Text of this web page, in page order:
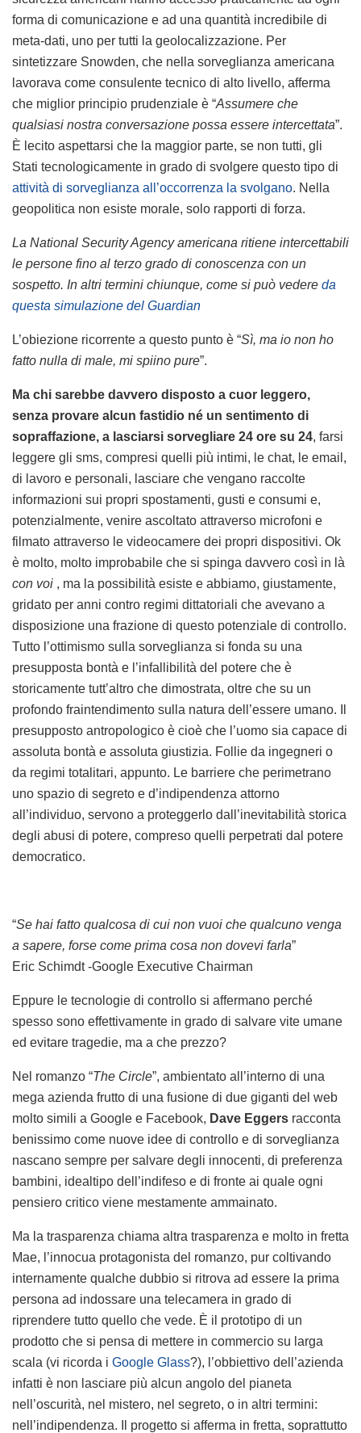
forma di comunicazione e ad una quantità incredibile di
meta-dati, uno per tutti la geolocalizzazione. Per
sintetizzare Snowden, che nella sorveglianza americana
lavorava come consulente tecnico di alto livello, afferma
che miglior principio prudenziale è “Assumere che
qualsiasi nostra conversazione possa essere intercettata”.
È lecito aspettarsi che la maggior parte, se non tutti, gli
Stati tecnologicamente in grado di svolgere questo tipo di
attività di sorveglianza all’occorrenza la svolgano. Nella
geopolitica non esiste morale, solo rapporti di forza.
La National Security Agency americana ritiene intercettabili
le persone fino al terzo grado di conoscenza con un
sospetto. In altri termini chiunque, come si può vedere da
questa simulazione del Guardian
L’obiezione ricorrente a questo punto è “Sì, ma io non ho
fatto nulla di male, mi spiino pure”.
Ma chi sarebbe davvero disposto a cuor leggero,
senza provare alcun fastidio né un sentimento di
sopraffazione, a lasciarsi sorvegliare 24 ore su 24, farsi
leggere gli sms, compresi quelli più intimi, le chat, le email,
di lavoro e personali, lasciare che vengano raccolte
informazioni sui propri spostamenti, gusti e consumi e,
potenzialmente, venire ascoltato attraverso microfoni e
filmato attraverso le videocamere dei propri dispositivi. Ok
è molto, molto improbabile che si spinga davvero così in là
con voi , ma la possibilità esiste e abbiamo, giustamente,
gridato per anni contro regimi dittatoriali che avevano a
disposizione una frazione di questo potenziale di controllo.
Tutto l’ottimismo sulla sorveglianza si fonda su una
presupposta bontà e l’infallibilità del potere che è
storicamente tutt’altro che dimostrata, oltre che su un
profondo fraintendimento sulla natura dell’essere umano. Il
presupposto antropologico è cioè che l’uomo sia capace di
assoluta bontà e assoluta giustizia. Follie da ingegneri o
da regimi totalitari, appunto. Le barriere che perimetrano
uno spazio di segreto e d’indipendenza attorno
all’individuo, servono a proteggerlo dall’inevitabilità storica
degli abusi di potere, compreso quelli perpetrati dal potere
democratico.
“Se hai fatto qualcosa di cui non vuoi che qualcuno venga
a sapere, forse come prima cosa non dovevi farla”
Eric Schimdt -Google Executive Chairman
Eppure le tecnologie di controllo si affermano perché
spesso sono effettivamente in grado di salvare vite umane
ed evitare tragedie, ma a che prezzo?
Nel romanzo “The Circle”, ambientato all’interno di una
mega azienda frutto di una fusione di due giganti del web
molto simili a Google e Facebook, Dave Eggers racconta
benissimo come nuove idee di controllo e di sorveglianza
nascano sempre per salvare degli innocenti, di preferenza
bambini, idealtipo dell’indifeso e di fronte ai quale ogni
pensiero critico viene mestamente ammainato.
Ma la trasparenza chiama altra trasparenza e molto in fretta
Mae, l’innocua protagonista del romanzo, pur coltivando
internamente qualche dubbio si ritrova ad essere la prima
persona ad indossare una telecamera in grado di
riprendere tutto quello che vede. È il prototipo di un
prodotto che si pensa di mettere in commercio su larga
scala (vi ricorda i Google Glass?), l’obbiettivo dell’azienda
infatti è non lasciare più alcun angolo del pianeta
nell’oscurità, nel mistero, nel segreto, o in altri termini:
nell’indipendenza. Il progetto si afferma in fretta, soprattutto